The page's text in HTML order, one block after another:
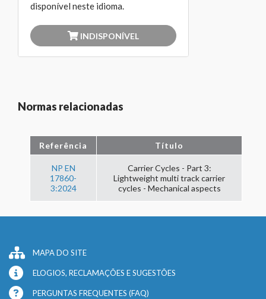
disponível neste idioma.
INDISPONÍVEL
Normas relacionadas
Referência Título
NP EN
17860-
3:2024
Carrier Cycles - Part 3:
Lightweight multi track carrier
cycles - Mechanical aspects
MAPA DO SITE
ELOGIOS, RECLAMAÇÕES E SUGESTÕES
PERGUNTAS FREQUENTES (FAQ)